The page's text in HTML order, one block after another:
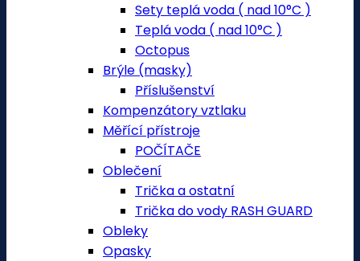
Sety teplá voda ( nad 10°C )
Teplá voda ( nad 10°C )
Octopus
Brýle (masky)
Příslušenství
Kompenzátory vztlaku
Měřící přístroje
POČÍTAČE
Oblečení
Trička a ostatní
Trička do vody RASH GUARD
Obleky
Opasky